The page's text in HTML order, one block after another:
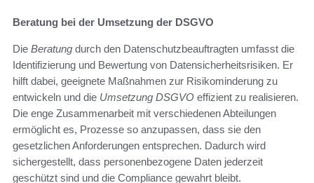
Beratung bei der Umsetzung der DSGVO
Die Beratung durch den Datenschutzbeauftragten umfasst die
Identifizierung und Bewertung von Datensicherheitsrisiken. Er
hilft dabei, geeignete Maßnahmen zur Risikominderung zu
entwickeln und die Umsetzung DSGVO effizient zu realisieren.
Die enge Zusammenarbeit mit verschiedenen Abteilungen
ermöglicht es, Prozesse so anzupassen, dass sie den
gesetzlichen Anforderungen entsprechen. Dadurch wird
sichergestellt, dass personenbezogene Daten jederzeit
geschützt sind und die Compliance gewahrt bleibt.